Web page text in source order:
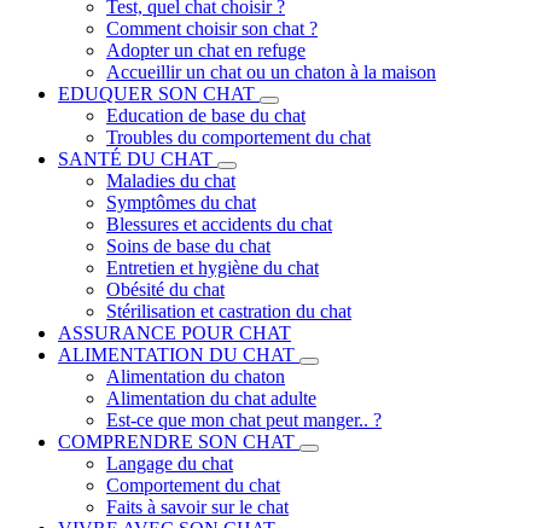
Test, quel chat choisir ?
Comment choisir son chat ?
Adopter un chat en refuge
Accueillir un chat ou un chaton à la maison
EDUQUER SON CHAT
Education de base du chat
Troubles du comportement du chat
SANTÉ DU CHAT
Maladies du chat
Symptômes du chat
Blessures et accidents du chat
Soins de base du chat
Entretien et hygiène du chat
Obésité du chat
Stérilisation et castration du chat
ASSURANCE POUR CHAT
ALIMENTATION DU CHAT
Alimentation du chaton
Alimentation du chat adulte
Est-ce que mon chat peut manger.. ?
COMPRENDRE SON CHAT
Langage du chat
Comportement du chat
Faits à savoir sur le chat